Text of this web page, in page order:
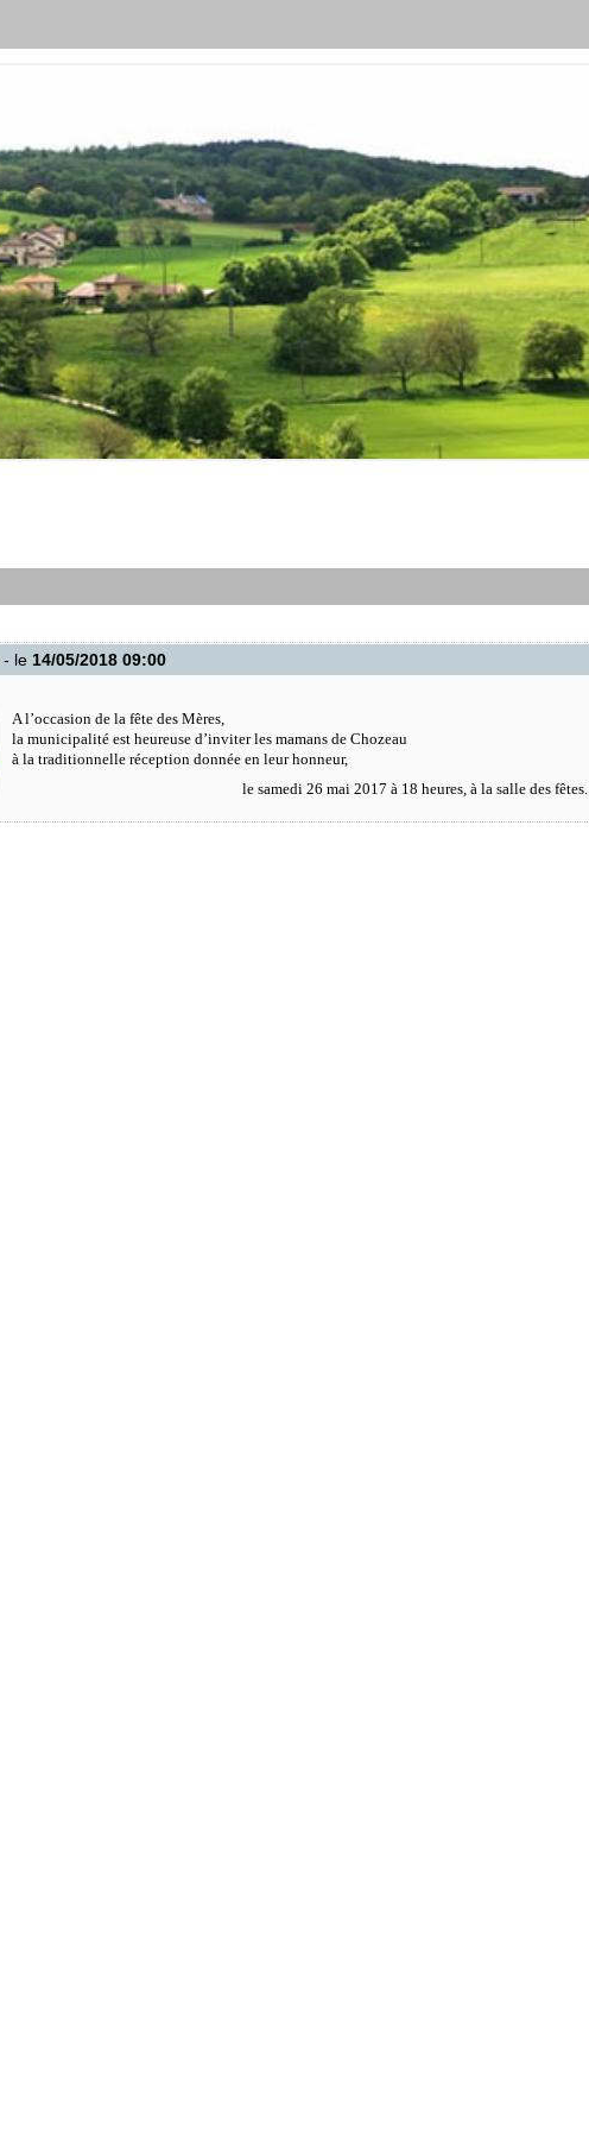
- le 14/05/2018 09:00
A l’occasion de la fête des Mères,
la municipalité est heureuse d’inviter les mamans de Chozeau
à la traditionnelle réception donnée en leur honneur,
le samedi 26 mai 2017 à 18 heures, à la salle des fêtes.